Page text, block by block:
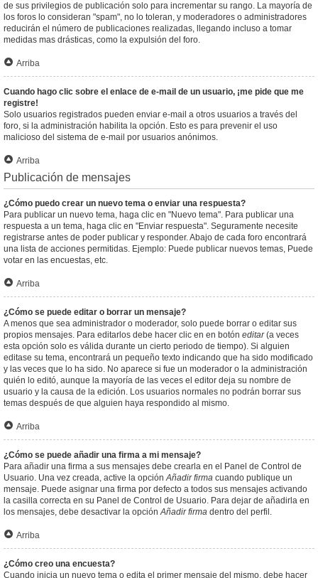
de sus privilegios de publicación solo para incrementar su rango. La mayoría de
los foros lo consideran "spam", no lo toleran, y moderadores o administradores
reducirán el número de publicaciones realizadas, llegando incluso a tomar
medidas mas drásticas, como la expulsión del foro.
Arriba
Cuando hago clic sobre el enlace de e-mail de un usuario, ¡me pide que me
registre!
Solo usuarios registrados pueden enviar e-mail a otros usuarios a través del
foro, si la administración habilita la opción. Esto es para prevenir el uso
malicioso del sistema de e-mail por usuarios anónimos.
Arriba
Publicación de mensajes
¿Cómo puedo crear un nuevo tema o enviar una respuesta?
Para publicar un nuevo tema, haga clic en "Nuevo tema". Para publicar una
respuesta a un tema, haga clic en "Enviar respuesta". Seguramente necesite
registrarse antes de poder publicar y responder. Abajo de cada foro encontrará
una lista de acciones permitidas. Ejemplo: Puede publicar nuevos temas, Puede
votar en las encuestas, etc.
Arriba
¿Cómo se puede editar o borrar un mensaje?
A menos que sea administrador o moderador, solo puede borrar o editar sus
propios mensajes. Para editarlos debe hacer clic en en botón editar(a veces
esta opción solo es válida durante un cierto periodo de tiempo). Si alguien
editase su tema, encontrará un pequeño texto indicando que ha sido modificado
y las veces que lo ha sido. No aparece si fue un moderador o la administración
quién lo editó, aunque la mayoría de las veces el editor deja su nombre de
usuario y la causa de la edición. Los usuarios normales no podrán borrar sus
temas después de que alguien haya respondido al mismo.
Arriba
¿Cómo se puede añadir una firma a mi mensaje?
Para añadir una firma a sus mensajes debe crearla en el Panel de Control de
Usuario. Una vez creada, active la opciónAñadir firma cuando publique un
mensaje. Puede asignar una firma por defecto a todos sus mensajes activando
la casilla correcta en su Panel de Control de Usuario. Para dejar de añadirla en
los mensajes, debe desactivar la opciónAñadir firma dentro del perfil.
Arriba
¿Cómo creo una encuesta?
Cuando inicia un nuevo tema o edita el primer mensaje del mismo, debe hacer